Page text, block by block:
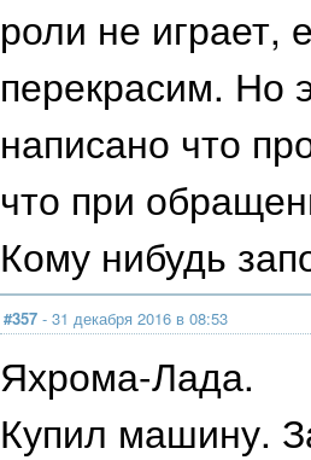
роли не играет,
перекрасим. Но
написано что
что при
Кому нибудь
#357 - 31 декабря 2016 в 08:53
Яхрома-Лада.
Купил машину.